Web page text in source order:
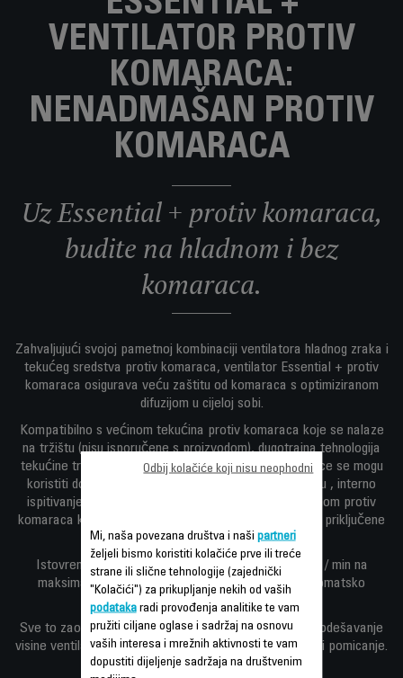
VENTILATOR PROTIV
KOMARACA:
NENADMAŠAN PROTIV
KOMARACA
Uz Essential + protiv komaraca,
budite na hladnom i bez
komaraca.
Zahvaljujući svojoj pametnoj kombinaciji ventilatora hladnog zraka i
tekućeg sredstva protiv komaraca, ventilator Essential + protiv
komaraca osigurava veću zaštitu od komaraca s optimiziranom
difuzijom u cijeloj sobi.
Kompatibilno s većinom tekućina protiv komaraca koje se nalaze
na tržištu (nisu isporučene s proizvodom), dugotrajna tehnologija
tekućine trajat će sedmicama, ovisno o upotrebi(bočice se mogu
koristiti do 60 noći od 8 sati na maksimalnom položaju , interno
ispitivanje provedeno s klasičnim bočicama s tekućinom protiv
komaraca koje su u prodaji trajale i do 45 noći kada su priključene
na električnu zidnu utičnicu).
Istovremeno, njegov snažni protok zraka (do 55 m3 / min na
maksimalnom položaju *), tri podesive brzine i automatsko
osciliranje pružaju ugodan osjećaj hlađenja.
Sve to zaokružuju teleskopska cijev za jednostavno podešavanje
visine ventilatora i dugi kabal koji olakšava prenošenje i pomicanje.
Mi, naša povezana društva i naši partneri
željeli bismo koristiti kolačiće prve ili treće
strane ili slične tehnologije (zajednički
"Kolačići") za prikupljanje nekih od vaših
podatakaradi provođenja analitike te vam
pružiti ciljane oglase i sadržaj na osnovu
vaših interesa i mrežnih aktivnosti te vam
dopustiti dijeljenje sadržaja na društvenim
Odbij kolačiće koji nisu neophodni